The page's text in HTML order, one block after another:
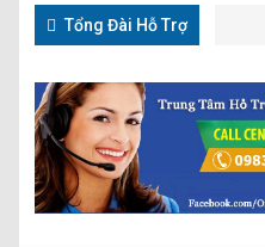
Tổng Đài Hỗ Trợ